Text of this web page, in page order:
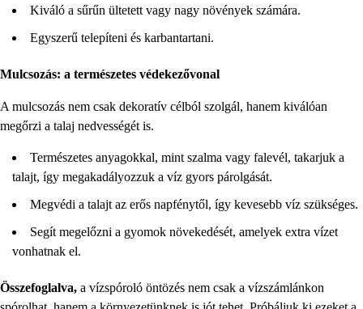
Kiváló a sűrűn ültetett vagy nagy növények számára.
Egyszerű telepíteni és karbantartani.
Mulcsozás: a természetes védekezővonal
A mulcsozás nem csak dekoratív célból szolgál, hanem kiválóan
megőrzi a talaj nedvességét is.
Természetes anyagokkal, mint szalma vagy falevél, takarjuk a
talajt, így megakadályozzuk a víz gyors párolgását.
Megvédi a talajt az erős napfénytől, így kevesebb víz szükséges.
Segít megelőzni a gyomok növekedését, amelyek extra vízet
vonhatnak el.
Összefoglalva, a vízspóroló öntözés nem csak a vízszámlánkon